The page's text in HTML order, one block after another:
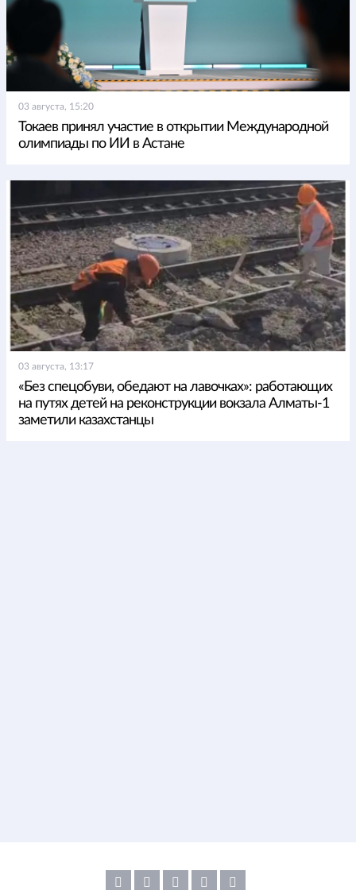
03 августа, 15:20
Токаев принял участие в открытии Международной
олимпиады по ИИ в Астане
03 августа, 13:17
«Без спецобуви, обедают на лавочках»: работающих
на путях детей на реконструкции вокзала Алматы-1
заметили казахстанцы